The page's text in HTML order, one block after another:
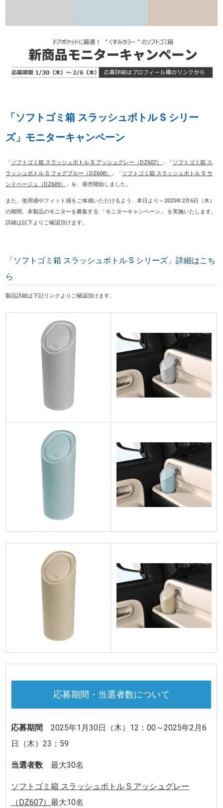
「ソフトゴミ箱 スラッシュボトル S シリー
ズ」モニターキャンペーン
「 ソフトゴミ箱 スラッシュボトル S アッシュグレー（DZ607） 」「 ソフトゴミ箱 ス
ラッシュボトル S フォグブルー（DZ608）
」「 ソフトゴミ箱 スラッシュボトル S サ
ンドベージュ（DZ609）
」を、発売開始しました。
また、使用感やフィット感をご体感いただけるよう、本日より～2025年2月6日（木）
の期間、本製品のモニターを募集する 「モニターキャンペーン」 を実施いたします。
詳細は以下よりご確認頂けます。
「ソフトゴミ箱 スラッシュボトル S シリーズ」詳細はこち
ら
製品詳細は下記リンクよりご確認頂けます。
応募期間・当選者数について
応募期間
2025年1月30日（木）12：00～2025年2月6
日（木）23：59
当選者数 最大30名
ソフトゴミ箱 スラッシュボトル S アッシュグレー
（DZ607）最大10名